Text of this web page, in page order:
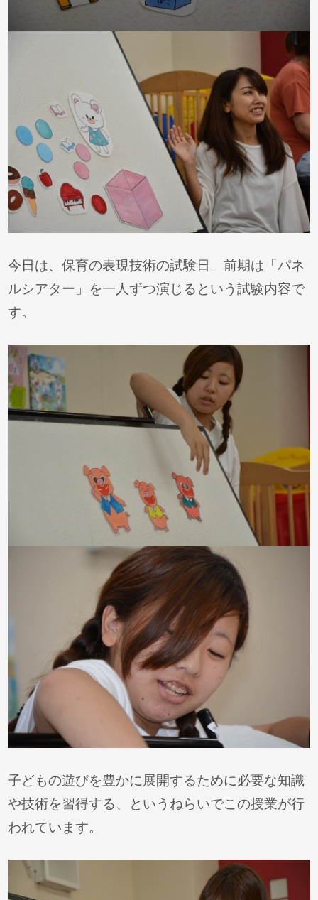
今日は、保育の表現技術の試験日。前期は「パネ
ルシアター」を一人ずつ演じるという試験内容で
す。
子どもの遊びを豊かに展開するために必要な知識
や技術を習得する、というねらいでこの授業が行
われています。